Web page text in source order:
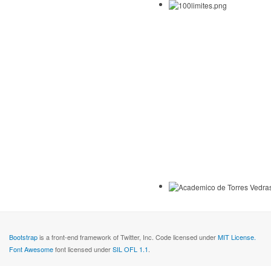
Bootstrapis a front-end framework of Twitter, Inc. Code licensed underMIT License.
Font Awesomefont licensed underSIL OFL 1.1